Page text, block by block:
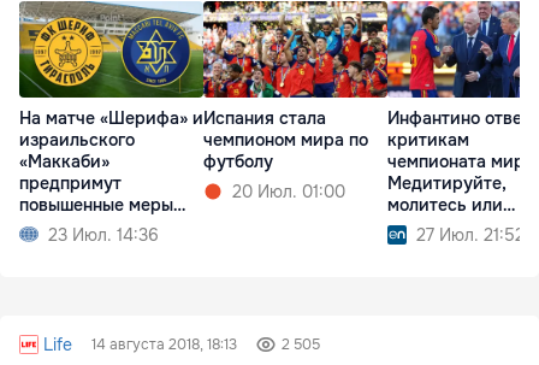
На матче «Шерифа» и
израильского
«Маккаби»
предпримут
повышенные меры
безопасности
23 Июл. 14:36
Испания стала
чемпионом мира по
футболу
20 Июл. 01:00
Инфантино
критикам
чемпионата мира:
Медитируйте,
молитесь или
смотрите футбол
27 Июл. 21:52
Life 14 августа 2018, 18:13 2 505